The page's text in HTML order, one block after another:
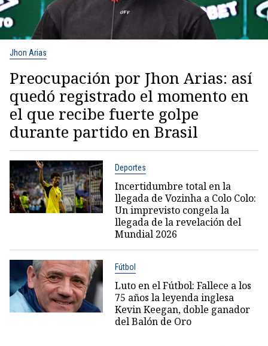
Jhon Arias
Preocupación por Jhon Arias: así
quedó registrado el momento en
el que recibe fuerte golpe
durante partido en Brasil
Deportes
Incertidumbre total en la
llegada de Vozinha a Colo Colo:
Un imprevisto congela la
llegada de la revelación del
Mundial 2026
Fútbol
Luto en el Fútbol: Fallece a los
75 años la leyenda inglesa
Kevin Keegan, doble ganador
del Balón de Oro